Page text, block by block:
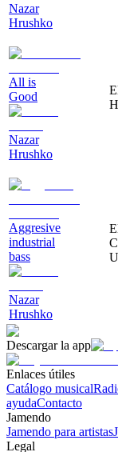
Nazar
Hrushko
All is
Good
Nazar
Hrushko
Aggresive
industrial
bass
Nazar
Hrushko
Descargar la app
Enlaces útiles
Catálogo musical
ayudaContacto
Jamendo
Jamendo para artistas
Legal